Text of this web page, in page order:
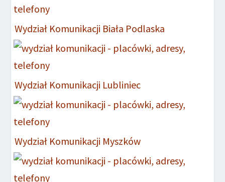
Wydział Komunikacji Biała Podlaska
Wydział Komunikacji Lubliniec
Wydział Komunikacji Myszków